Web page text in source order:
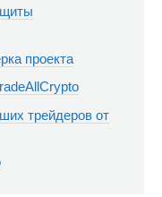
проекта
трейдеров от